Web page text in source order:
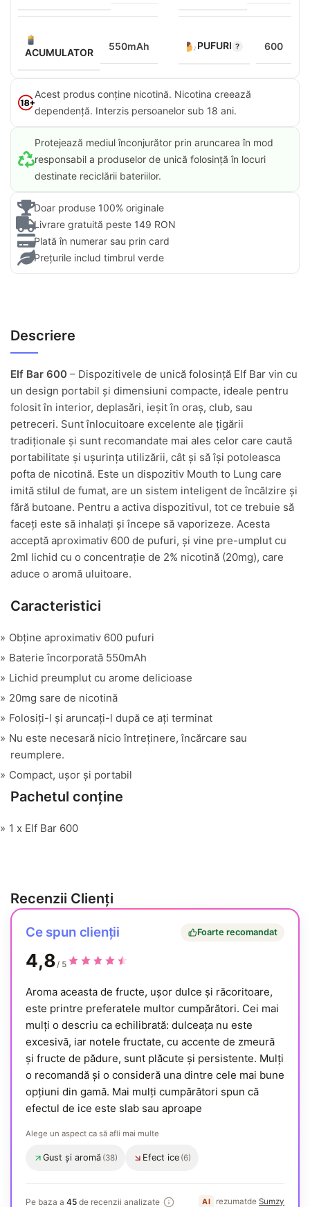
ACUMULATOR
550mAh PUFURI 600
Acest produs conține nicotină. Nicotina creează
dependență. Interzis persoanelor sub 18 ani.​
Protejează mediul înconjurător prin aruncarea în mod
responsabil a produselor de unică folosință în locuri
destinate reciclării bateriilor.
Doar produse 100% originale
Livrare gratuită peste 149 RON
Plată în numerar sau prin card
Prețurile includ timbrul verde
Descriere
Elf Bar 600 – Dispozitivele de unică folosință Elf Bar vin cu
un design portabil și dimensiuni compacte, ideale pentru
folosit în interior, deplasări, ieșit în oraș, club, sau
petreceri. Sunt înlocuitoare excelente ale țigării
tradiționale și sunt recomandate mai ales celor care caută
portabilitate și ușurința utilizării, cât și să își potoleasca
pofta de nicotină. Este un dispozitiv Mouth to Lung care
imită stilul de fumat, are un sistem inteligent de încălzire și
fără butoane. Pentru a activa dispozitivul, tot ce trebuie să
faceți este să inhalați și începe să vaporizeze. Acesta
acceptă aproximativ 600 de pufuri, și vine pre-umplut cu
2ml lichid cu o concentrație de 2% nicotină (20mg), care
aduce o aromă uluitoare.
Caracteristici
Obține aproximativ 600 pufuri
Baterie încorporată 550mAh
Lichid preumplut cu arome delicioase
20mg sare de nicotină
Folosiți-l și aruncați-l după ce ați terminat
Nu este necesară nicio întreținere, încărcare sau
reumplere.
Compact, ușor și portabil
Pachetul conține
1 x Elf Bar 600
Recenzii Clienți
Ce spun clienții Foarte recomandat
4,8/ 5
Aroma aceasta de fructe, ușor dulce și răcoritoare,
este printre preferatele multor cumpărători. Cei mai
mulți o descriu ca echilibrată: dulceața nu este
excesivă, iar notele fructate, cu accente de zmeură
și fructe de pădure, sunt plăcute și persistente. Mulți
o recomandă și o consideră una dintre cele mai bune
opțiuni din gamă. Mai mulți cumpărători spun că
efectul de ice este slab sau aproape
Alege un aspect ca să afli mai multe
Gust și aromă (38)
, menționat des Efect ice (6)
, menționat de mai multe ori
Pe baza a 45 de recenzii analizate AI Generat de AI
rezumatde Sumzy